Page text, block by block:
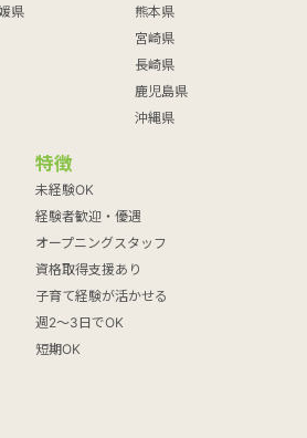
県
熊本県
宮崎県
長崎県
鹿児島県
沖縄県
特徴
未経験OK
経験者歓迎・優遇
オープニングスタッフ
資格取得支援あり
子育て経験が活かせる
週2～3日でOK
短期OK